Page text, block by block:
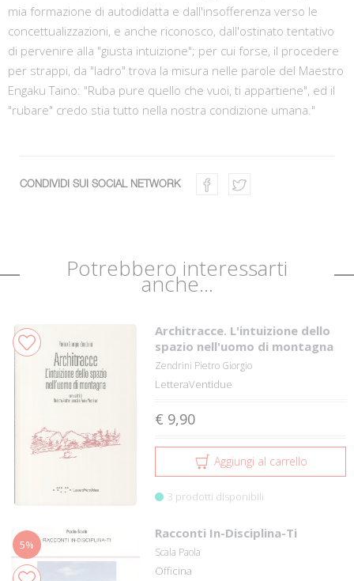
mia formazione di autodidatta e dall'insofferenza verso le
concettualizzazioni, e anche riconosco, dall'ostinato tentativo
di pervenire alla "giusta intuizione"; per cui forse, il procedere
per strappi, da "ladro" trova la misura nelle parole del Maestro
Engaku Taino: "Ruba pure quello che vuoi, ti appartiene", ed il
"rubare" credo stia tutto nella nostra condizione umana."
CONDIVIDI SUI SOCIAL NETWORK
Potrebbero interessarti
anche...
Architracce. L'intuizione dello
spazio nell'uomo di montagna
Zendrini Pietro Giorgio
LetteraVentidue
€ 9,90
Aggiungi al carrello
3 prodotti disponibili
5%
Racconti In-Disciplina-Ti
Scala Paola
Officina